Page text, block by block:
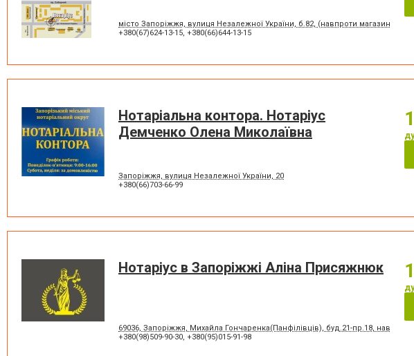
місто Запоріжжя, вулиця Незалежної України, б.82, (навпроти магазину "Вина
+380(67)624-13-15, +380(66)644-13-15
Нотаріальна контора. Нотаріус
Демченко Олена Миколаївна
Запоріжжя, вулиця Незалежної України, 20
+380(66)703-66-99
Нотаріус в Запоріжжі Аліна Присяжнюк
69036, Запоріжжя, Михайла Гончаренка(Панфілівців), буд.21-пр.18,
+380(98)509-90-30, +380(95)015-91-98